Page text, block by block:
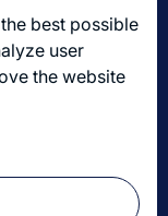
Logistik
an!
best possible
user
the website